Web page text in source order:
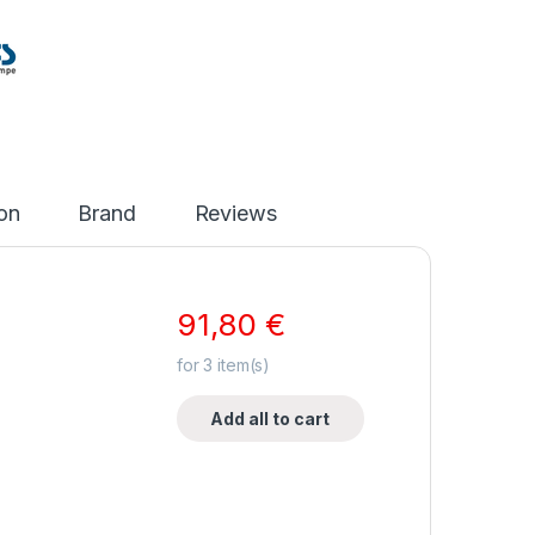
Brand Reviews
91,80€
for3 item(s)
Add all to cart